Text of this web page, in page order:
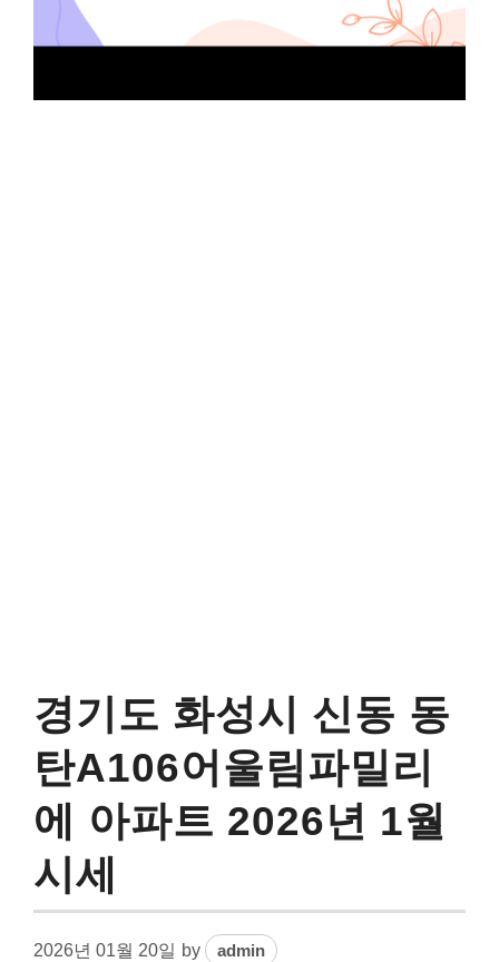
경기도 화성시 신동 동
탄A106어울림파밀리
에 아파트 2026년 1월
시세
2026년 01월 20일 by admin